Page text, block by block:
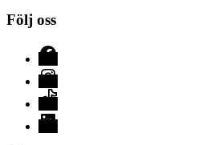
Följ oss
Facebook
Instagram
TikTok
LinkedIn